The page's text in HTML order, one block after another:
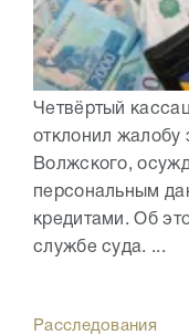
Четвёртый
отклонил жалобу
Волжского,
персональным
кредитами. Об
службе суда. ...
Расследования